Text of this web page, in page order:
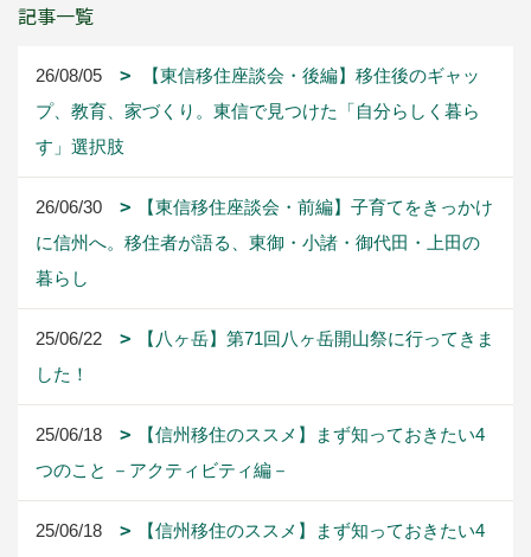
記事一覧
26/08/05
【東信移住座談会・後編】移住後のギャッ
プ、教育、家づくり。東信で見つけた「自分らしく暮ら
す」選択肢
26/06/30
【東信移住座談会・前編】子育てをきっかけ
に信州へ。移住者が語る、東御・小諸・御代田・上田の
暮らし
25/06/22
【八ヶ岳】第71回八ヶ岳開山祭に行ってきま
した！
25/06/18
【信州移住のススメ】まず知っておきたい4
つのこと －アクティビティ編－
25/06/18
【信州移住のススメ】まず知っておきたい4